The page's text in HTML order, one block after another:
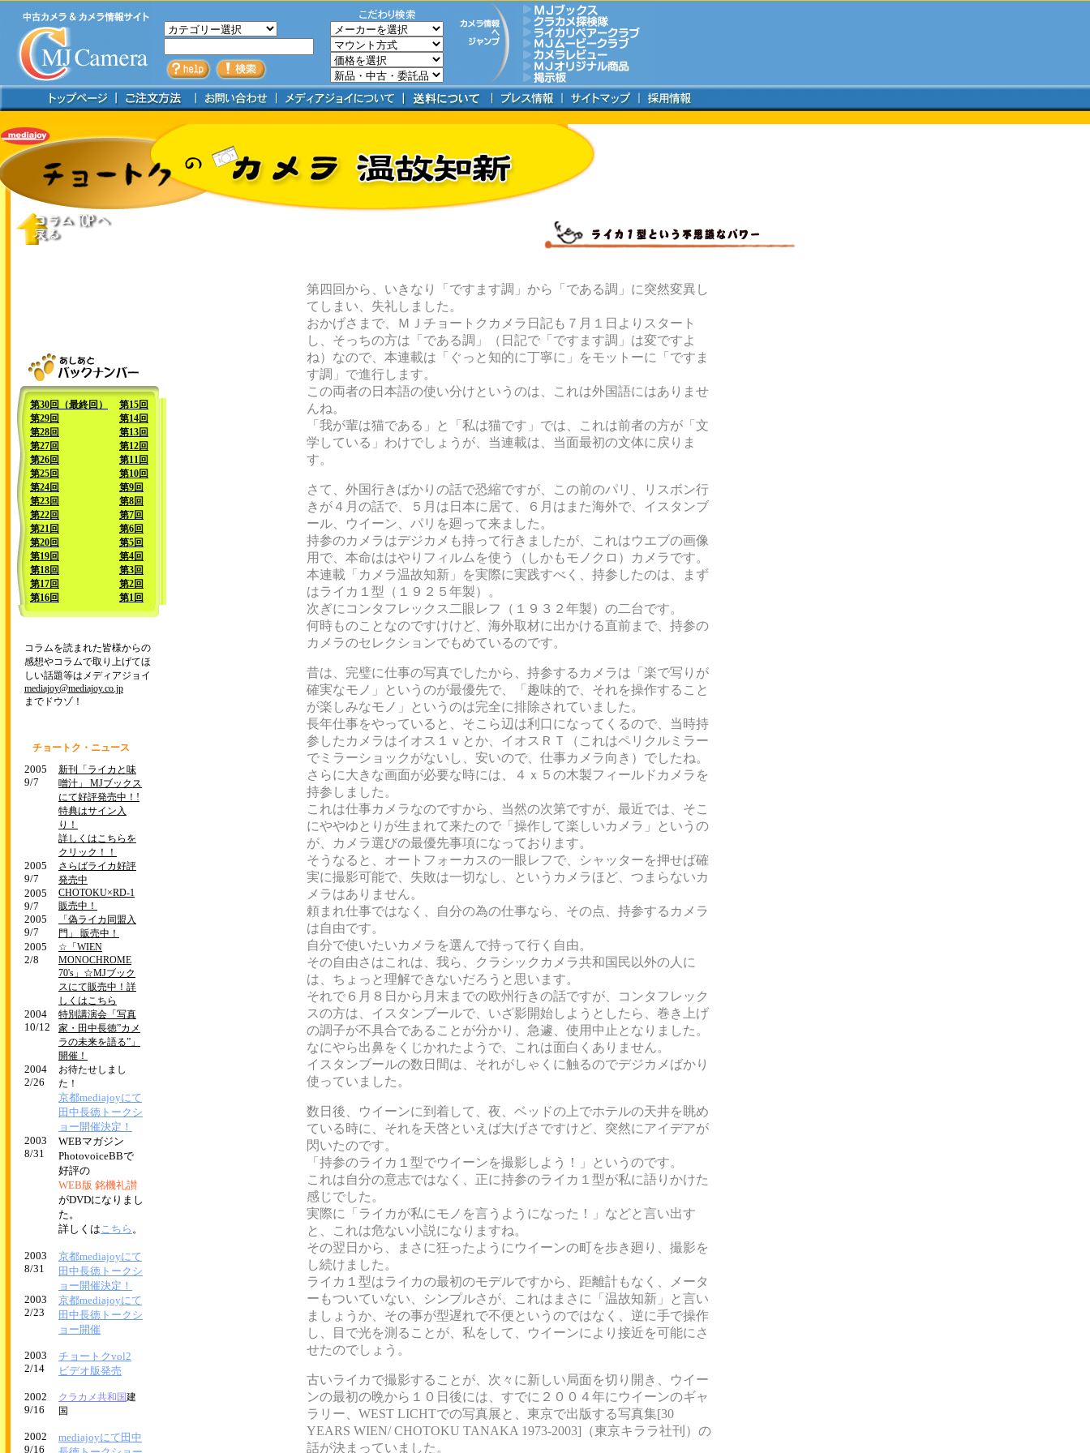
第30回（最終回）
第29回
第28回
第27回
第26回
第25回
第24回
第23回
第22回
第21回
第20回
第19回
第18回
第17回
第16回
第15回
第14回
第13回
第12回
第11回
第10回
第9回
第8回
第7回
第6回
第5回
第4回
第3回
第2回
第1回
コラムを読まれた皆様からの
感想やコラムで取り上げてほ
しい話題等はメディアジョイ
mediajoy@mediajoy.co.jp
までドウゾ！
チョートク・ニュース
2005
9/7
新刊「ライカと味
噌汁」 MJブックス
にて好評発売中！!
特典はサイン入
り！
詳しくはこちらを
クリック！！
2005
9/7
さらばライカ好評
発売中
2005
9/7
CHOTOKU×RD-1
販売中！
2005
9/7
「偽ライカ同盟入
門」 販売中！
2005
2/8
☆「WIEN
MONOCHROME
70's」☆MJブック
スにて販売中！詳
しくはこちら
2004
10/12
特別講演会「写真
家・田中長徳”カメ
ラの未来を語る”」
開催！
2004
2/26
お待たせしまし
た！
京都mediajoyにて
田中長徳トークシ
ョー開催決定！
2003
8/31
WEBマガジン
PhotovoiceBBで
好評の
WEB版 銘機礼讃
がDVDになりまし
た。
詳しくはこちら 。
2003
8/31
京都mediajoyにて
田中長徳トークシ
ョー開催決定！
2003
2/23
京都mediajoyにて
田中長徳トークシ
ョー開催
2003
2/14
チョートクvol2
ビデオ版発売
2002
9/16
クラカメ共和国建
国
2002
9/16
mediajoyにて田中
第四回から、いきなり「ですます調」から「である調」に突然変異し
てしまい、失礼しました。
おかげさまで、ＭＪチョートクカメラ日記も７月１日よりスタート
し、そっちの方は「である調」（日記で「ですます調」は変ですよ
ね）なので、本連載は「ぐっと知的に丁寧に」をモットーに「ですま
す調」で進行します。
この両者の日本語の使い分けというのは、これは外国語にはありませ
んね。
「我が輩は猫である」と「私は猫です」では、これは前者の方が「文
学している」わけでしょうが、当連載は、当面最初の文体に戻りま
す。
さて、外国行きばかりの話で恐縮ですが、この前のパリ、リスボン行
きが４月の話で、５月は日本に居て、６月はまた海外で、イスタンブ
ール、ウイーン、パリを廻って来ました。
持参のカメラはデジカメも持って行きましたが、これはウエブの画像
用で、本命ははやりフィルムを使う（しかもモノクロ）カメラです。
本連載「カメラ温故知新」を実際に実践すべく、持参したのは、まず
はライカ１型（１９２５年製）。
次ぎにコンタフレックス二眼レフ（１９３２年製）の二台です。
何時ものことなのですけけど、海外取材に出かける直前まで、持参の
カメラのセレクションでもめているのです。
昔は、完璧に仕事の写真でしたから、持参するカメラは「楽で写りが
確実なモノ」というのが最優先で、「趣味的で、それを操作すること
が楽しみなモノ」というのは完全に排除されていました。
長年仕事をやっていると、そこら辺は利口になってくるので、当時持
参したカメラはイオス１ｖとか、イオスＲＴ（これはペリクルミラー
でミラーショックがないし、安いので、仕事カメラ向き）でしたね。
さらに大きな画面が必要な時には、４ｘ５の木製フィールドカメラを
持参しました。
これは仕事カメラなのですから、当然の次第ですが、最近では、そこ
にややゆとりが生まれて来たので「操作して楽しいカメラ」というの
が、カメラ選びの最優先事項になっております。
そうなると、オートフォーカスの一眼レフで、シャッターを押せば確
実に撮影可能で、失敗は一切なし、というカメラほど、つまらないカ
メラはありません。
頼まれ仕事ではなく、自分の為の仕事なら、その点、持参するカメラ
は自由です。
自分で使いたいカメラを選んで持って行く自由。
その自由さはこれは、我ら、クラシックカメラ共和国民以外の人に
は、ちょっと理解できないだろうと思います。
それで６月８日から月末までの欧州行きの話ですが、コンタフレック
スの方は、イスタンブールで、いざ影開始しようとしたら、巻き上げ
の調子が不具合であることが分かり、急遽、使用中止となりました。
なにやら出鼻をくじかれたようで、これは面白くありません。
イスタンブールの数日間は、それがしゃくに触るのでデジカメばかり
使っていました。
数日後、ウイーンに到着して、夜、ベッドの上でホテルの天井を眺め
ている時に、それを天啓といえば大げさですけど、突然にアイデアが
閃いたのです。
「持参のライカ１型でウイーンを撮影しよう！」というのです。
これは自分の意志ではなく、正に持参のライカ１型が私に語りかけた
感じでした。
実際に「ライカが私にモノを言うようになった！」などと言い出す
と、これは危ない小説になりますね。
その翌日から、まさに狂ったようにウイーンの町を歩き廻り、撮影を
し続けました。
ライカ１型はライカの最初のモデルですから、距離計もなく、メータ
ーもついていない、シンプルさが、これはまさに「温故知新」と言い
ましょうか、その事が型遅れで不便というのではなく、逆に手で操作
し、目で光を測ることが、私をして、ウイーンにより接近を可能にさ
せたのでしょう。
古いライカで撮影することが、次々に新しい局面を切り開き、ウイー
ンの最初の晩から１０日後には、すでに２００４年にウイーンのギャ
ラリー、WEST LICHTでの写真展と、東京で出版する写真集[30
YEARS WIEN/ CHOTOKU TANAKA 1973-2003]（東京キララ社刊）の
話が決まっていました。